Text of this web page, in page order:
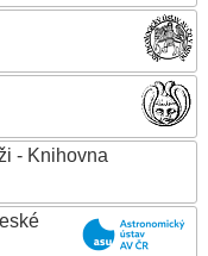
- Knihovna